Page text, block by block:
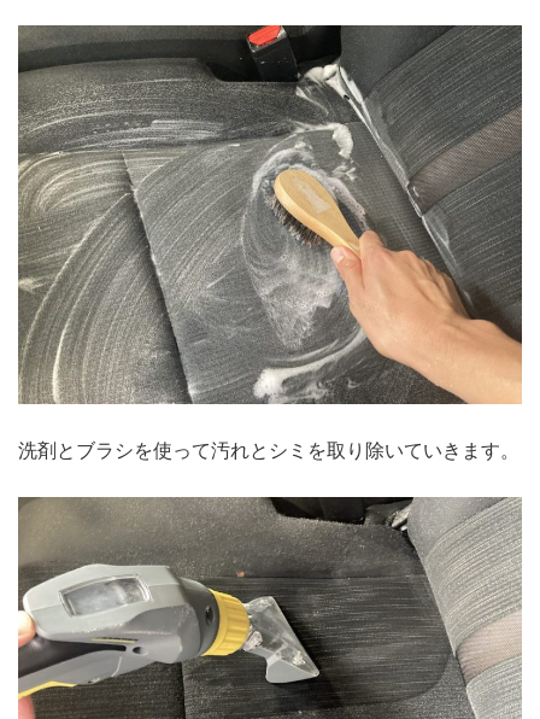
洗剤とブラシを使って汚れとシミを取り除いていきます。